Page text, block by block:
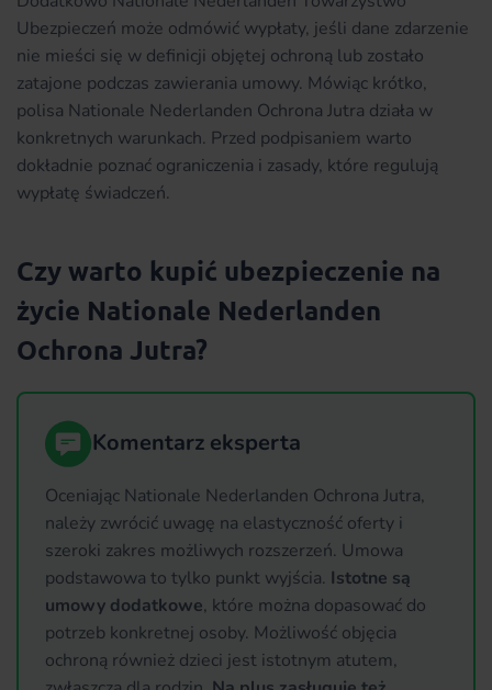
Ubezpieczeń może odmówić wypłaty, jeśli dane zdarzenie
nie mieści się w definicji objętej ochroną lub zostało
zatajone podczas zawierania umowy. Mówiąc krótko,
polisa Nationale Nederlanden Ochrona Jutra działa w
konkretnych warunkach. Przed podpisaniem warto
dokładnie poznać ograniczenia i zasady, które regulują
wypłatę świadczeń.
Czy warto kupić ubezpieczenie na
życie Nationale Nederlanden
Ochrona Jutra?
Komentarz eksperta
Oceniając Nationale Nederlanden Ochrona Jutra,
należy zwrócić uwagę na elastyczność oferty i
szeroki zakres możliwych rozszerzeń. Umowa
podstawowa to tylko punkt wyjścia. Istotne są
umowy dodatkowe, które można dopasować do
potrzeb konkretnej osoby. Możliwość objęcia
ochroną również dzieci jest istotnym atutem,